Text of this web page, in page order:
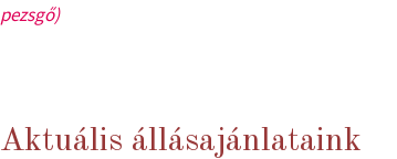
pezsgő)
Aktuális állásajánlataink